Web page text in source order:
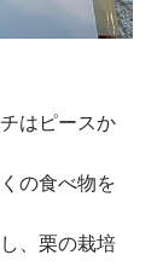
はピースか
の食べ物を
、栗の栽培